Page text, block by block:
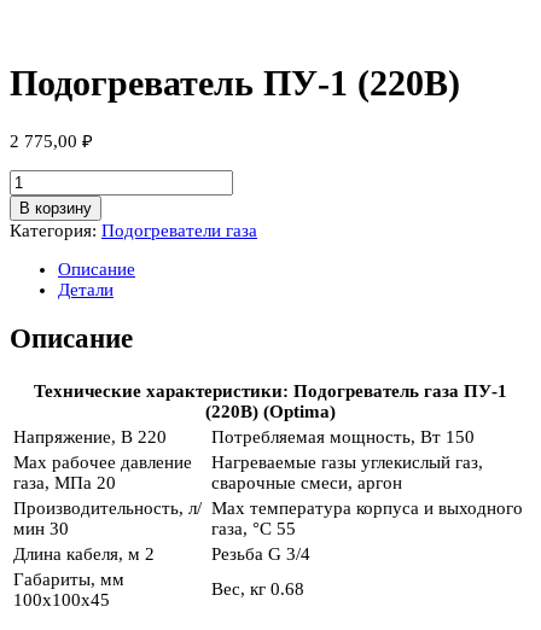
Подогреватель ПУ-1 (220В)
2 775,00 ₽
Количество
товара
Подогреватель
ПУ-1
(220В)
В корзину
Категория: Подогреватели газа
Описание
Детали
Описание
Технические характеристики: Подогреватель газа ПУ-1
(220В) (Optima)
Напряжение, В 220 Потребляемая мощность, Вт 150
Max рабочее давление
газа, МПа 20
Нагреваемые газы углекислый газ,
сварочные смеси, аргон
Производительность, л/
мин 30
Max температура корпуса и выходного
газа, °С 55
Длина кабеля, м 2 Резьба G 3/4
Габариты, мм
100x100x45
Вес, кг 0.68